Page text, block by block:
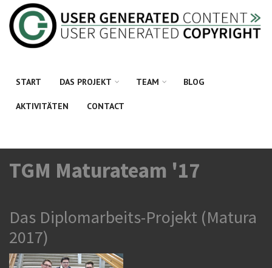
Direkt zum Inhalt
START DAS PROJEKT TEAM BLOG
AKTIVITÄTEN CONTACT
TGM Maturateam '17
Das Diplomarbeits-Projekt (Matura
2017)